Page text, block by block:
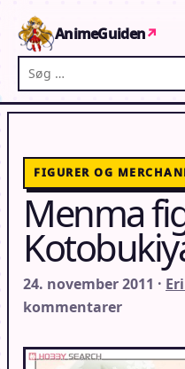
AnimeGuiden↗
Søg på AnimeGuiden
FIGURER OG
Menma
24. november 2011 ·
kommentarer